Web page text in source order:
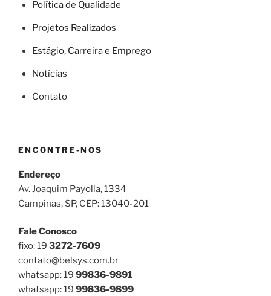
Política de Qualidade
Projetos Realizados
Estágio, Carreira e Emprego
Notícias
Contato
ENCONTRE-NOS
Endereço
Av. Joaquim Payolla, 1334
Campinas, SP, CEP: 13040-201
Fale Conosco
fixo: 19 3272-7609
contato@belsys.com.br
whatsapp: 19 99836-9891
whatsapp: 19 99836-9899